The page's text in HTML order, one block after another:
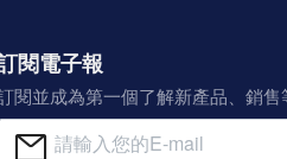
閱電子報
閱並成為第一個了解新產品、銷售